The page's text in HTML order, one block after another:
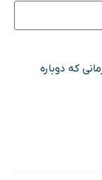
که دوباره